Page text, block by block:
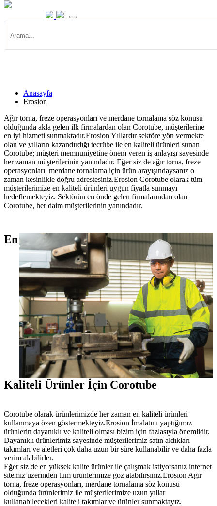
Anasayfa
Erosion
Ağır torna, freze operasyonları ve merdane tornalama söz konusu
olduğunda akla gelen ilk firmalardan olan Corotube, müşterilerine
en iyi hizmeti sunmaktadır.Erosion Yıllardır sektöre yön vermekte
olan ve yılların kazandırdığı tecrübe ile en kaliteli ürünleri sunan
Corotube; müşteri memnuniyetine önem veren iş anlayışı sayesinde
her zaman müşterilerinin yanındadır. Eğer siz de ağır torna, freze
operasyonları, merdane tornalama için ürün arayışındaysanız o
zaman kesinlikle doğru adrestesiniz.Erosion Corotube olarak tüm
müşterilerimize en kaliteli ürünleri uygun fiyatla sunmayı
hedeflemekteyiz. Sektörün en önde gelen firmalarından olan
Corotube, her daim müşterilerinin yanındadır.
En
Kaliteli Ürünler İçin Corotube
Corotube olarak ürünlerimizde her zaman en kaliteli ürünleri
kullanmaya özen göstermekteyiz.Erosion İmalatını yaptığımız
ürünlerin dayanıklı ve kaliteli olması bizim için fazlasıyla önemlidir.
Dayanıklı ürünlerimiz sayesinde müşterilerimiz satın aldıkları
takımları ve aletleri çok daha uzun bir süre kullanabilir ve daha fazla
verim alabilirler.
Eğer siz de en yüksek kalite ürünler ile çalışmak istiyorsanız internet
sitemiz üzerinden tüm ürünlerimize göz atabilirsiniz.Erosion Ağır
torna, freze operasyonları, merdane tornalama söz konusu
olduğunda ürünlerimiz ile müşterilerimize uzun yıllar
kullanabilecekleri kaliteli takımlar ve ürünler sunmaktayız.